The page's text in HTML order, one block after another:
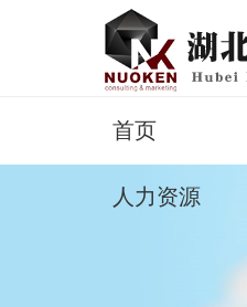
首页
人力资源